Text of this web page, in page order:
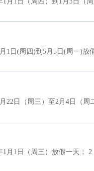
日(周四)到5月5日(周一)放
日（周三）至2月4日（
1日（周三）放假一天； 2